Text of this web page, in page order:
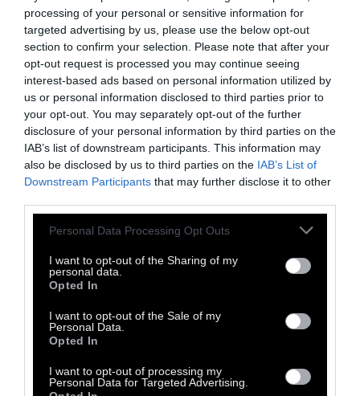
processing of your personal or sensitive information for
targeted advertising by us, please use the below opt-out
section to confirm your selection. Please note that after your
opt-out request is processed you may continue seeing
interest-based ads based on personal information utilized by
us or personal information disclosed to third parties prior to
your opt-out. You may separately opt-out of the further
disclosure of your personal information by third parties on the
IAB’s list of downstream participants. This information may
also be disclosed by us to third parties on the IAB’s List of
Downstream Participants that may further disclose it to other
Personal Data Processing Opt Outs
I want to opt-out of the Sharing of my
personal data.
Opted In
I want to opt-out of the Sale of my
Personal Data.
Opted In
I want to opt-out of processing my
Personal Data for Targeted Advertising.